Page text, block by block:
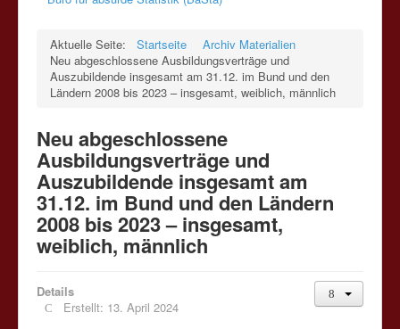
Aktuelle Seite: Startseite
Archiv Materialien
Neu abgeschlossene Ausbildungsverträge und
Auszubildende insgesamt am 31.12. im Bund und den
Ländern 2008 bis 2023 – insgesamt, weiblich, männlich
Neu abgeschlossene
Ausbildungsverträge und
Auszubildende insgesamt am
31.12. im Bund und den Ländern
2008 bis 2023 – insgesamt,
weiblich, männlich
Details
Erstellt: 13. April 2024